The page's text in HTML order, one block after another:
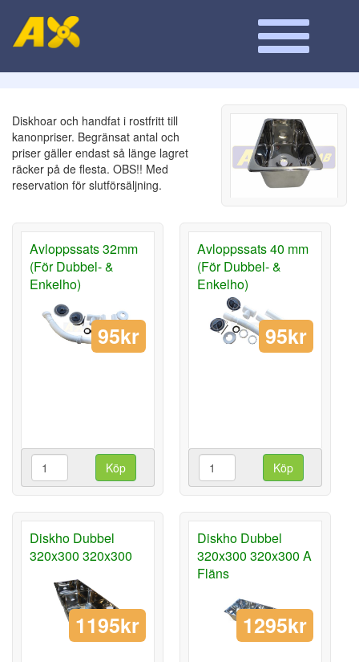
Diskhoar och handfat i rostfritt till
kanonpriser. Begränsat antal och
priser gäller endast så länge lagret
räcker på de flesta. OBS!! Med
reservation för slutförsäljning.
Avloppssats 32mm
(För Dubbel- &
Enkelho)
95kr
Köp
Avloppssats 40 mm
(För Dubbel- &
Enkelho)
95kr
Köp
Diskho Dubbel
320x300 320x300
1195kr
Diskho Dubbel
320x300 320x300 A
Fläns
1295kr